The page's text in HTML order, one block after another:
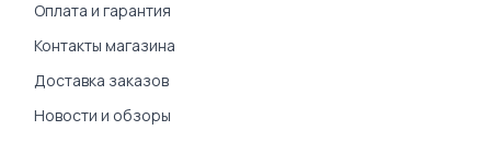
Оплата и гарантия
Контакты магазина
Доставка заказов
Новости и обзоры